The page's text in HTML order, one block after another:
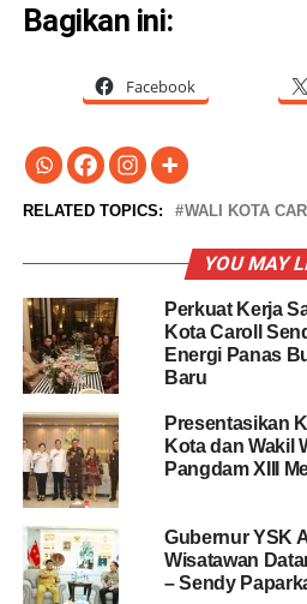
Bagikan ini:
Facebook
RELATED TOPICS: WALI KOTA
YOU MAY
Perkuat Kerja
Kota Caroll
Energi Panas
Baru
Presentasikan
Kota dan Wakil
Pangdam XIII
Gubernur YSK
Wisatawan
– Sendy